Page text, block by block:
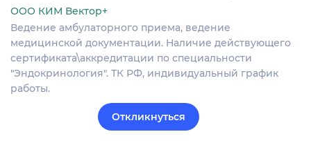
ООО КИМ Вектор+
Ведение амбулаторного приема, ведение
медицинской документации. Наличие действующего
сертификата\аккредитации по специальности
"Эндокринология". ТК РФ, индивидуальный график
работы.
Откликнуться